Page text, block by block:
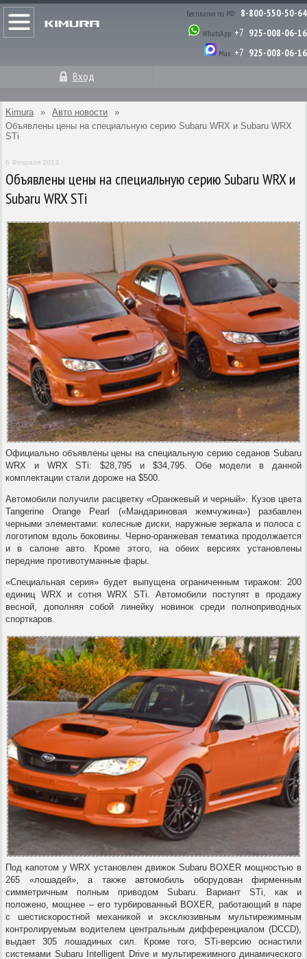
Бесплатно по РФ: 8-800-550-50-64
WhatsApp: +7 925-008-06-16
Max: +7 925-008-06-16
Вход
Kimura » Авто новости
»
Объявлены цены на специальную серию Subaru WRX и Subaru WRX
STi
6 Февраля 2013
Объявлены цены на специальную серию Subaru WRX и
Subaru WRX STi
Официально объявлены цены на специальную серию седанов Subaru
WRX и WRX STi: $28,795 и $34,795. Обе модели в данной
комплектации стали дороже на $500.
Автомобили получили расцветку «Оранжевый и черный». Кузов цвета
Tangerine Orange Pearl («Мандариновая жемчужина») разбавлен
черными элементами: колесные диски, наружные зеркала и полоса с
логотипом вдоль боковины. Черно-оранжевая тематика продолжается
и в салоне авто. Кроме этого, на обеих версиях установлены
передние противотуманные фары.
«Специальная серия» будет выпущена ограниченным тиражом: 200
единиц WRX и сотня WRX STi. Автомобили поступят в продажу
весной, дополняя собой линейку новинок среди полноприводных
спорткаров.
Под капотом у WRX установлен движок Subaru BOXER мощностью в
265 «лошадей», а также автомобиль оборудован фирменным
симметричным полным приводом Subaru. Вариант STi, как и
положено, мощнее – его турбированный BOXER, работающий в паре
с шестискоростной механикой и эксклюзивным мультирежимным
контролируемым водителем центральным дифференциалом (DCCD),
выдает 305 лошадиных сил. Кроме того, STi-версию оснастили
системами Subaru Intelligent Drive и мультирежимного динамического